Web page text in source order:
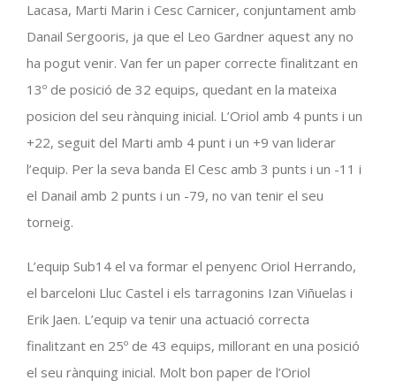
Lacasa, Marti Marin i Cesc Carnicer, conjuntament amb
Danail Sergooris, ja que el Leo Gardner aquest any no
ha pogut venir. Van fer un paper correcte finalitzant en
13º de posició de 32 equips, quedant en la mateixa
posicion del seu rànquing inicial. L’Oriol amb 4 punts i un
+22, seguit del Marti amb 4 punt i un +9 van liderar
l’equip. Per la seva banda El Cesc amb 3 punts i un -11 i
el Danail amb 2 punts i un -79, no van tenir el seu
torneig.
L’equip Sub14 el va formar el penyenc Oriol Herrando,
el barceloni Lluc Castel i els tarragonins Izan Viñuelas i
Erik Jaen. L’equip va tenir una actuació correcta
finalitzant en 25º de 43 equips, millorant en una posició
el seu rànquing inicial. Molt bon paper de l’Oriol